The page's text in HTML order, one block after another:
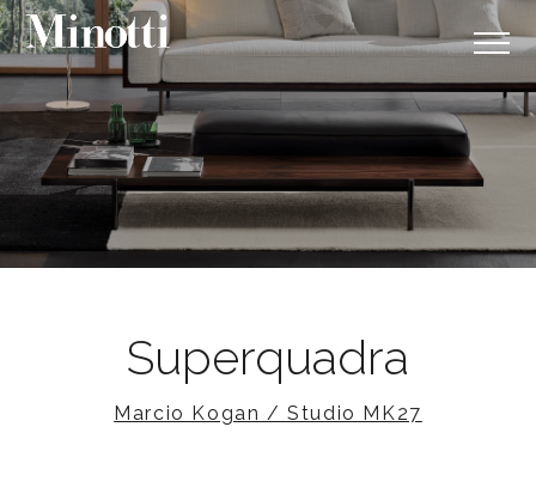
Superquadra
Marcio Kogan / Studio MK27